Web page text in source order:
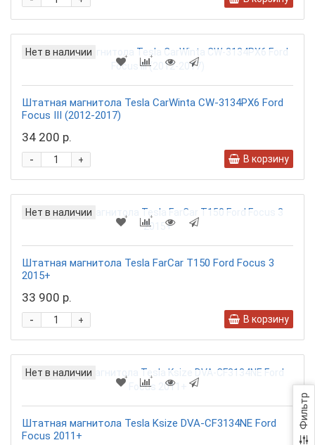
Фильтр
Нет в наличии
Штатная магнитола Tesla CarWinta CW-3134PX6 Ford
Focus III (2012-2017)
34 200 р.
+
- В корзину
Нет в наличии
Штатная магнитола Tesla FarCar T150 Ford Focus 3
2015+
33 900 р.
+
- В корзину
Нет в наличии
Штатная магнитола Tesla Ksize DVA-CF3134NE Ford
Focus 2011+